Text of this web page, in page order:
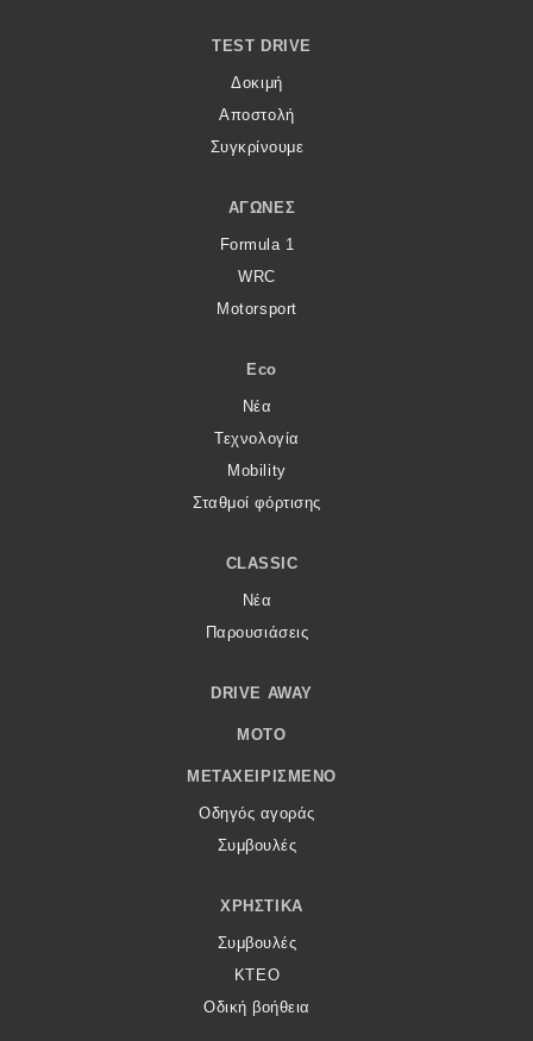
TEST DRIVE
Δοκιμή
Αποστολή
Συγκρίνουμε
ΑΓΏΝΕΣ
Formula 1
WRC
Motorsport
Eco
Νέα
Τεχνολογία
Mobility
Σταθμοί φόρτισης
CLASSIC
Νέα
Παρουσιάσεις
DRIVE AWAY
MOTO
ΜΕΤΑΧΕΙΡΙΣΜΈΝΟ
Οδηγός αγοράς
Συμβουλές
ΧΡΗΣΤΙΚΆ
Συμβουλές
ΚΤΕΟ
Οδική βοήθεια